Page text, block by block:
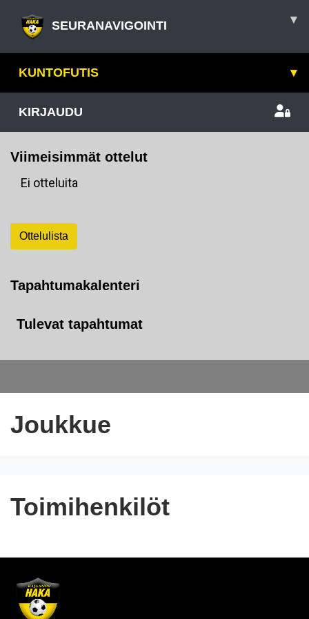
SEURANAVIGOINTI ▾
KUNTOFUTIS ▾
KIRJAUDU
Viimeisimmät ottelut
Ei otteluita
Ottelulista
Tapahtumakalenteri
Tulevat tapahtumat
Joukkue
Toimihenkilöt